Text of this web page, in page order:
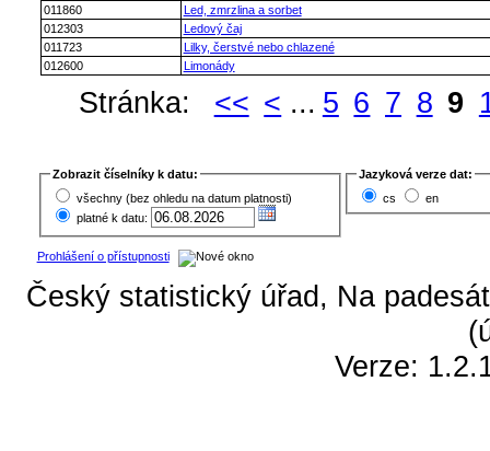
011860
Led, zmrzlina a sorbet
012303
Ledový čaj
011723
Lilky, čerstvé nebo chlazené
012600
Limonády
Stránka: << < ... 5 6 7 8 9
Zobrazit číselníky k datu:
všechny (bez ohledu na datum platnosti)
platné k datu:
Jazyková verze dat:
cs
en
Prohlášení o přístupnosti
Český statistický úřad, Na
Verze: